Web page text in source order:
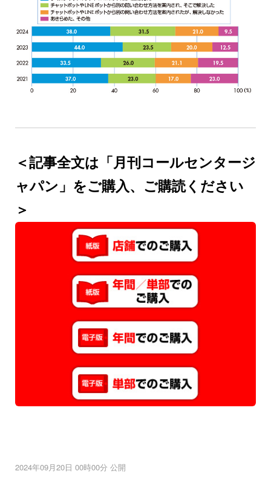
＜記事全文は「月刊コールセンタージ
ャパン」をご購入、ご購読ください
＞
2024年09月20日 00時00分 公開